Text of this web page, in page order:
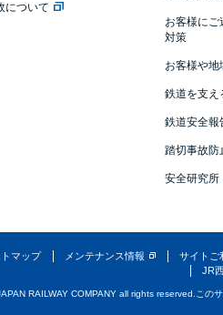
お客様にご
対策
お客様や地
鉄道を支え
鉄道安全報
踏切事故防
安全研究所
について
マップ メンテナンス情報 サイトご
JR
RAILWAY COMPANY all rights reserved. この